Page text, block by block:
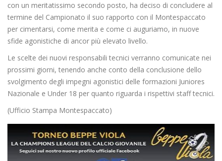
con un meritatissimo secondo posto, ha deciso di concludere al
termine del Campionato il suo rapporto con il Montespaccato
per cimentarsi, come merita e come ci auguriamo, in nuove
sfide agonistiche di ancor più elevato livello.
Le scelte dei nuovi responsabili tecnici verranno comunicate nei
prossimi giorni, tenendo anche conto della conclusione dello
svolgimento degli impegni agonistici delle formazioni Juniores
Nazionale e Under 18 per quanto riguarda i rispettivi staff tecnici.
(Ufficio Stampa Montespaccato)